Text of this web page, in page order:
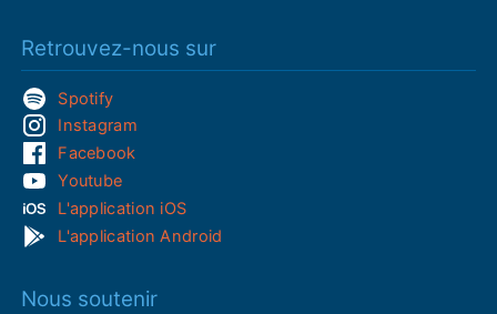
Retrouvez-nous sur
Spotify
Instagram
Facebook
Youtube
L'application iOS
L'application Android
Nous soutenir